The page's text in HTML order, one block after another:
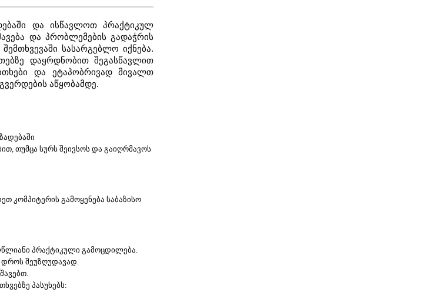
და ისწავლოთ პრაქტიკულ
და პრობლემების გადაჭრის
სასარგებლო იქნება.
დაყრდნობით შეგასწავლით
და ეტაპობრივად მივალთ
აწყობამდე.
თუმცა სურს შეივსოს და გაიღრმავოს
კომპიტერის გამოყენება საბაზისო
პრაქტიკული გამოცდილება.
შეუზღუდავად.